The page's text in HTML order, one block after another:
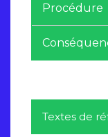
Procédure
Textes de